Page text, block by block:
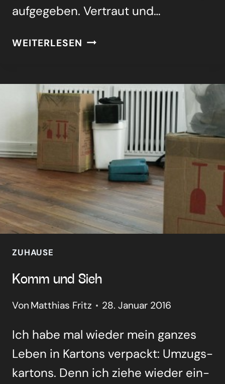
auf­ge­ge­ben. Ver­traut und…
WEITERLESEN MUSIK
ZUHAUSE
Komm und Sieh
Von Matthias Fritz 28. Januar 2016
Ich habe mal wie­der mein gan­zes
Leben in Kar­tons ver­packt: Umzugs­
kar­tons. Denn ich zie­he wie­der ein­